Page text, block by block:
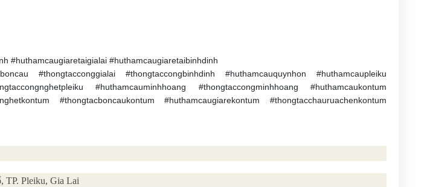
#huthamcaugiaretaigialai #huthamcaugiaretaibinhdinh
#thongtacconggialai #thongtaccongbinhdinh #huthamcauquynhon #huthamcaupleiku
#huthamcauminhhoang #thongtaccongminhhoang #huthamcaukontum
#thongtacboncaukontum #huthamcaugiarekontum #thongtacchauruachenkontum
TP. Pleiku, Gia Lai